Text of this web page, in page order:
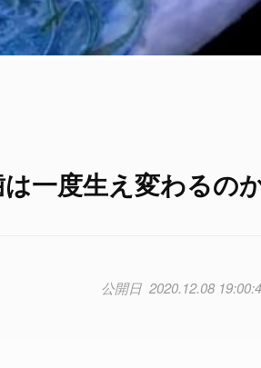
一度生え変わるの
2020.12.08